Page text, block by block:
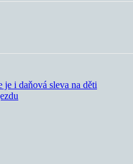
je i daňová sleva na děti